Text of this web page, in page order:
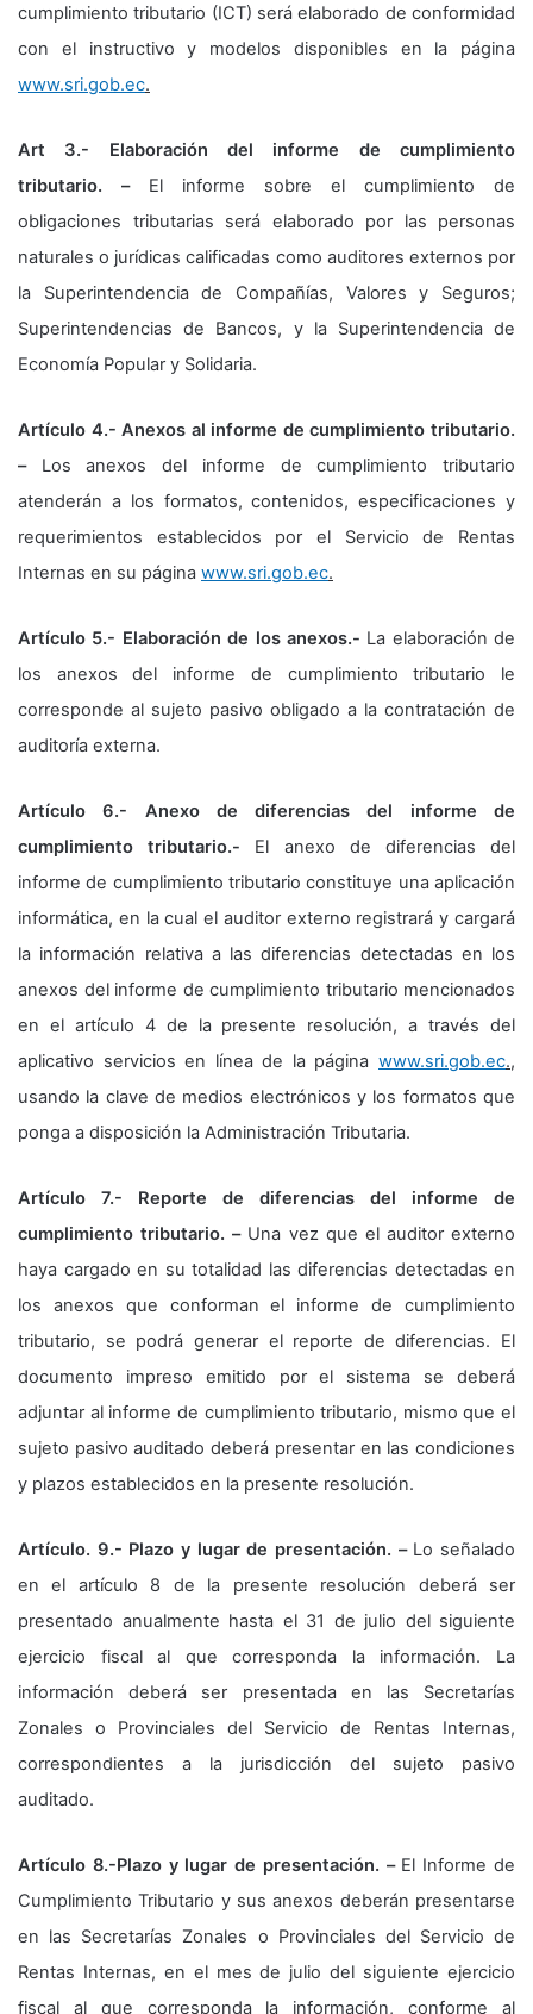
cumplimiento tributario (ICT) será elaborado de conformidad
con el instructivo y modelos disponibles en la página
www.sri.gob.ec.
Art 3.- Elaboración del informe de cumplimiento
tributario. – El informe sobre el cumplimiento de
obligaciones tributarias será elaborado por las personas
naturales o jurídicas calificadas como auditores externos por
la Superintendencia de Compañías, Valores y Seguros;
Superintendencias de Bancos, y la Superintendencia de
Economía Popular y Solidaria.
Artículo 4.- Anexos al informe de cumplimiento tributario.
– Los anexos del informe de cumplimiento tributario
atenderán a los formatos, contenidos, especificaciones y
requerimientos establecidos por el Servicio de Rentas
Internas en su página www.sri.gob.ec.
Artículo 5.- Elaboración de los anexos.- La elaboración de
los anexos del informe de cumplimiento tributario le
corresponde al sujeto pasivo obligado a la contratación de
auditoría externa.
Artículo 6.- Anexo de diferencias del informe de
cumplimiento tributario.- El anexo de diferencias del
informe de cumplimiento tributario constituye una aplicación
informática, en la cual el auditor externo registrará y cargará
la información relativa a las diferencias detectadas en los
anexos del informe de cumplimiento tributario mencionados
en el artículo 4 de la presente resolución, a través del
aplicativo servicios en línea de la página www.sri.gob.ec.,
usando la clave de medios electrónicos y los formatos que
ponga a disposición la Administración Tributaria.
Artículo 7.- Reporte de diferencias del informe de
cumplimiento tributario. – Una vez que el auditor externo
haya cargado en su totalidad las diferencias detectadas en
los anexos que conforman el informe de cumplimiento
tributario, se podrá generar el reporte de diferencias. El
documento impreso emitido por el sistema se deberá
adjuntar al informe de cumplimiento tributario, mismo que el
sujeto pasivo auditado deberá presentar en las condiciones
y plazos establecidos en la presente resolución.
Artículo. 9.- Plazo y lugar de presentación. – Lo señalado
en el artículo 8 de la presente resolución deberá ser
presentado anualmente hasta el 31 de julio del siguiente
ejercicio fiscal al que corresponda la información. La
información deberá ser presentada en las Secretarías
Zonales o Provinciales del Servicio de Rentas Internas,
correspondientes a la jurisdicción del sujeto pasivo
auditado.
Artículo 8.-Plazo y lugar de presentación. – El Informe de
Cumplimiento Tributario y sus anexos deberán presentarse
en las Secretarías Zonales o Provinciales del Servicio de
Rentas Internas, en el mes de julio del siguiente ejercicio
fiscal al que corresponda la información, conforme al